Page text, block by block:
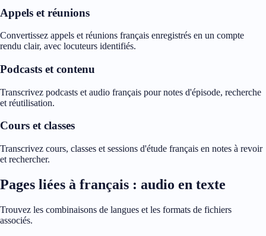
Appels et réunions
Convertissez appels et réunions français enregistrés en un compte
rendu clair, avec locuteurs identifiés.
Podcasts et contenu
Transcrivez podcasts et audio français pour notes d'épisode, recherche
et réutilisation.
Cours et classes
Transcrivez cours, classes et sessions d'étude français en notes à revoir
et rechercher.
Pages liées à français : audio en texte
Trouvez les combinaisons de langues et les formats de fichiers
associés.